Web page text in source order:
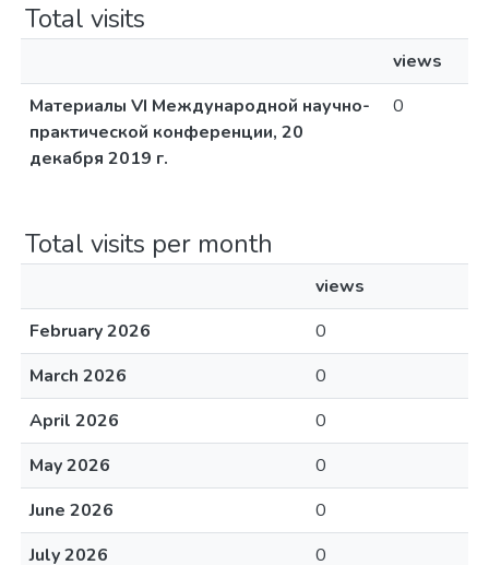
Total visits
views
Материалы VI Международной научно-
практической конференции, 20
декабря 2019 г.
0
Total visits per month
views
February 2026
0
March 2026
0
April 2026
0
May 2026
0
June 2026
0
July 2026
0